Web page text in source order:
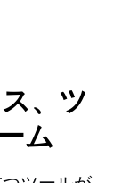
、ツ
ム